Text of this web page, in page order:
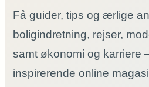
Få guider, tips og ærlige
boligindretning, rejser,
samt økonomi og karriere
inspirerende online